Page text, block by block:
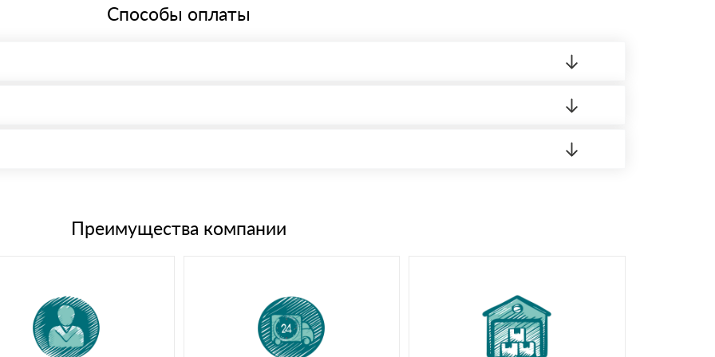
Способы оплаты
банковским картамПреимущества компании